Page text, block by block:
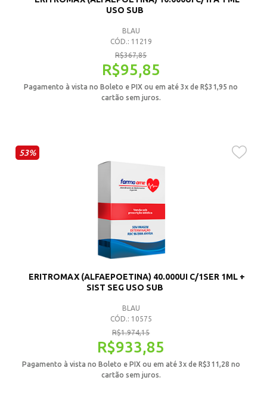
USO SUB
BLAU
CÓD.: 11219
R$367,85
R$95,85
Pagamento à vista no Boleto e PIX ou em até 3x deR$31,95 no
cartão sem juros.
53%
ERITROMAX (ALFAEPOETINA) 40.000UI C/1SER 1ML +
SIST SEG USO SUB
BLAU
CÓD.: 10575
R$1.974,15
R$933,85
Pagamento à vista no Boleto e PIX ou em até 3x de R$311,28 no
cartão sem juros.